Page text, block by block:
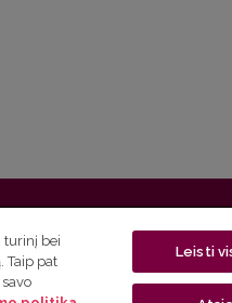
LT-01131 Vilnius
268 7208 | El. paštas
turinį bei
Taip pat
Leisti